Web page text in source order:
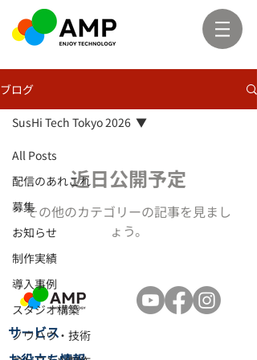
ブログ
All Posts
配信のあれこれ
募集
お知らせ
制作実績
導入事例
スタジオ構築
ノウハウ・技術
SusHi Tech Tokyo 2026
近日公開予定
その他のカテゴリーの記事を見まし
ょう。
​サービス